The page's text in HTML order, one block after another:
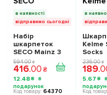
в наявності
відправимо сьогодні
Набір
шкарпеток
SECO Mainz 3
пари колір:
білий
594.00 ₴
416.00 ₴
12.48 ₴
64370
в
Kelme
Socks
колір:
236.00 ₴
189.
5.67 ₴